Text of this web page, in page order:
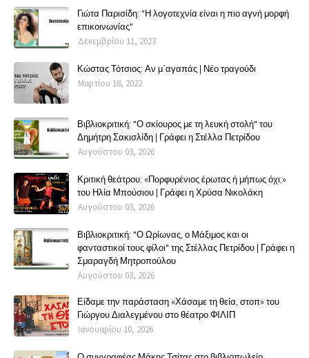
Γιώτα Παρισίδη: "Η λογοτεχνία είναι η πιο αγνή μορφή
επικοινωνίας"
Δεκεμβρίου 11, 2023
Κώστας Τότσιος: Αν μ΄αγαπάς | Νέο τραγούδι
Μαρτίου 18, 2022
Βιβλιοκριτική: "Ο σκίουρος με τη λευκή στολή" του
Δημήτρη Σακισλίδη | Γράφει η Στέλλα Πετρίδου
Αυγούστου 03, 2026
Κριτική θεάτρου: «Πορφυρένιος έρωτας ή μήπως όχι;»
του Ηλία Μπούσιου | Γράφει η Χρύσα Νικολάκη
Αυγούστου 03, 2026
Βιβλιοκριτική: "Ο Ωρίωνας, ο Μάξιμος και οι
φανταστικοί τους φίλοι" της Στέλλας Πετρίδου | Γράφει η
Σμαραγδή Μητροπούλου
Αυγούστου 03, 2026
Είδαμε την παράσταση «Χάσαμε τη θεία, στοπ» του
Γιώργου Διαλεγμένου στο θέατρο ΦΙΛΙΠ
Ιανουαρίου 10, 2026